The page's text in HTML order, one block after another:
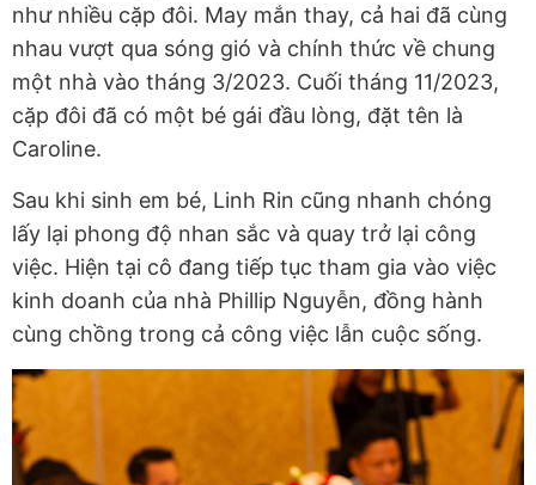
như nhiều cặp đôi. May mắn thay, cả hai đã cùng
nhau vượt qua sóng gió và chính thức về chung
một nhà vào tháng 3/2023. Cuối tháng 11/2023,
cặp đôi đã có một bé gái đầu lòng, đặt tên là
Caroline.
Sau khi sinh em bé, Linh Rin cũng nhanh chóng
lấy lại phong độ nhan sắc và quay trở lại công
việc. Hiện tại cô đang tiếp tục tham gia vào việc
kinh doanh của nhà Phillip Nguyễn, đồng hành
cùng chồng trong cả công việc lẫn cuộc sống.